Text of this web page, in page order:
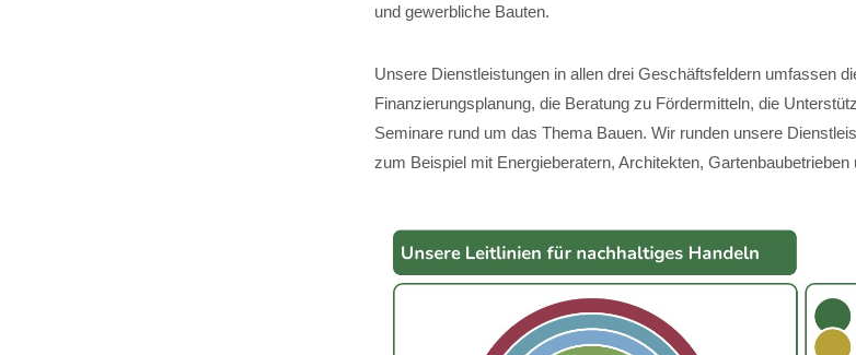
und gewerbliche Bauten.
Unsere Dienstleistungen in allen drei Geschäftsfeldern umfassen
Finanzierungsplanung, die Beratung zu Fördermitteln, die
Seminare rund um das Thema Bauen. Wir runden unsere
zum Beispiel mit Energieberatern, Architekten, Gartenbaubetrieben